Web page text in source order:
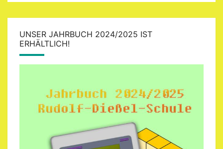
UNSER JAHRBUCH 2024/2025 IST
ERHÄLTLICH!